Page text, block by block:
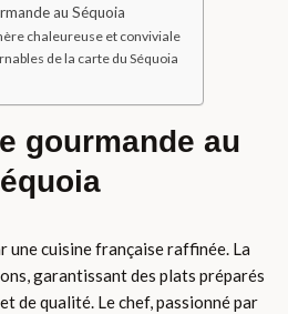
au Séquoia
chaleureuse et conviviale
de la carte du Séquoia
gourmande au
une cuisine française raffinée. La
garantissant des plats préparés
de qualité. Le chef, passionné par